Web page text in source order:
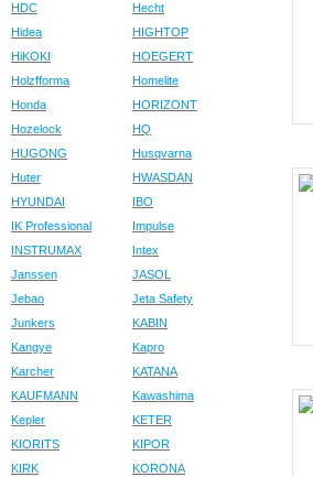
HDC
Hecht
Hidea
HIGHTOP
HiKOKI
HOEGERT
Holzfforma
Homelite
Honda
HORIZONT
Hozelock
HQ
HUGONG
Husqvarna
Huter
HWASDAN
HYUNDAI
IBO
IK Professional
Impulse
INSTRUMAX
Intex
Janssen
JASOL
Jebao
Jeta Safety
Junkers
KABIN
Kangye
Kapro
Karcher
KATANA
KAUFMANN
Kawashima
Kepler
KETER
KIORITS
KIPOR
KIRK
KORONA